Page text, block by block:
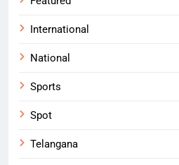
International
National
Sports
Spot
Telangana